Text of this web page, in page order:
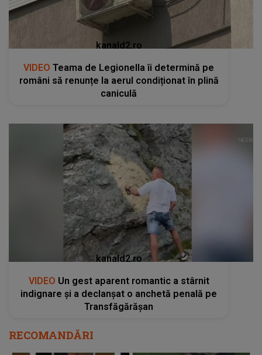
kanald2.ro
VIDEO Teama de Legionella îi determină pe
români să renunțe la aerul condiționat în plină
caniculă
kanald2.ro
VIDEO Un gest aparent romantic a stârnit
indignare și a declanșat o anchetă penală pe
Transfăgărășan
RECOMANDĂRI